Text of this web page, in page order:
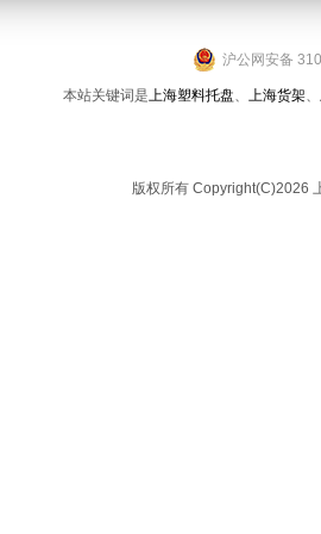
本站关键词是上海塑料托盘、 上海货架、
版权所有 Copyright(C)2026
沪公网安备